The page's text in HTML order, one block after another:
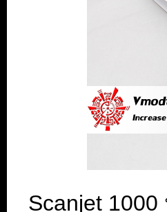
Scanjet